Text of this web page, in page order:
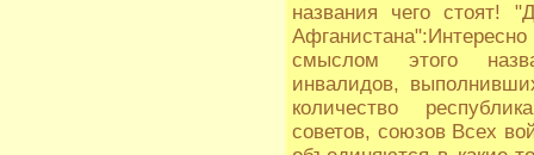
названия чего стоят!
смыслом этого
инвалидов,
количество
советов, союзов Всех